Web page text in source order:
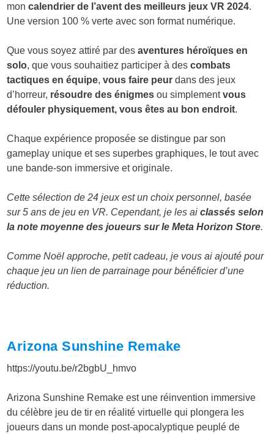
moncalendrier de l’avent des meilleurs jeux VR 2024.
Une version 100 % verte avec son format numérique.
Que vous soyez attiré par desaventures héroïques en
solo, que vous souhaitiez participer à descombats
tactiques en équipe,vous faire peur dans des jeux
d’horreur, résoudre des énigmes ou simplementvous
défouler physiquement, vous êtes au bon endroit.
Chaque expérience proposée se distingue par son
gameplay unique et ses superbes graphiques, le tout avec
une bande-son immersive et originale.
Cette sélection de 24 jeux est un choix personnel, basée
sur 5 ans de jeu en VR. Cependant, je les ai classés selon
la note moyenne des joueurs sur le Meta Horizon Store.
Comme Noël approche, petit cadeau, je vous ai ajouté pour
chaque jeu un lien de parrainage pour bénéficier d’une
réduction.
Arizona Sunshine Remake
https://youtu.be/r2bgbU_hmvo
Arizona Sunshine Remake est une réinvention immersive
du célèbre jeu de tir en réalité virtuelle qui plongera les
joueurs dans un monde post-apocalyptique peuplé de